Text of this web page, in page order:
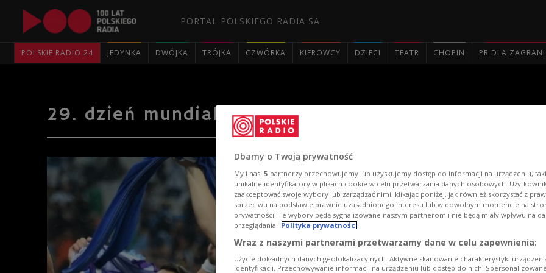
PORTAL POLSKIEGO RADIA SA
POLSKIE RADIO 24 JEDYNKA DWÓJKA TRÓJKA CZWÓRKA KIEROWCY DZIECI TEATR CHOPIN PR DLA
29. dzień mundialu
Dbamy o Twoją prywatność
My i nasi 5 partnerzy przechowujemy lub uzyskujemy dostęp do informacji na urządzeniu,
unikalne identyfikatory w plikach cookie w celu przetwarzania danych osobowych.
zaakceptować swoje wybory lub zarządzać nimi, klikając poniżej, jak również skorzystać z
sprzeciwu na podstawie prawnie uzasadnionego interesu lub w dowolnym momencie na
prywatności. Te wybory będą sygnalizowane naszym partnerom i nie będą miały wpływu na
przeglądania. Polityka prywatności
Wraz z naszymi partnerami przetwarzamy dane w celu zapewnienia:
Użycie dokładnych danych geolokalizacyjnych. Aktywne skanowanie charakterystyki
identyfikacji. Przechowywanie informacji na urządzeniu lub dostęp do nich.